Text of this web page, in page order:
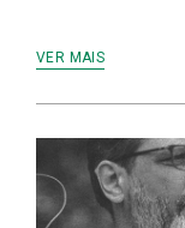
VER MAIS